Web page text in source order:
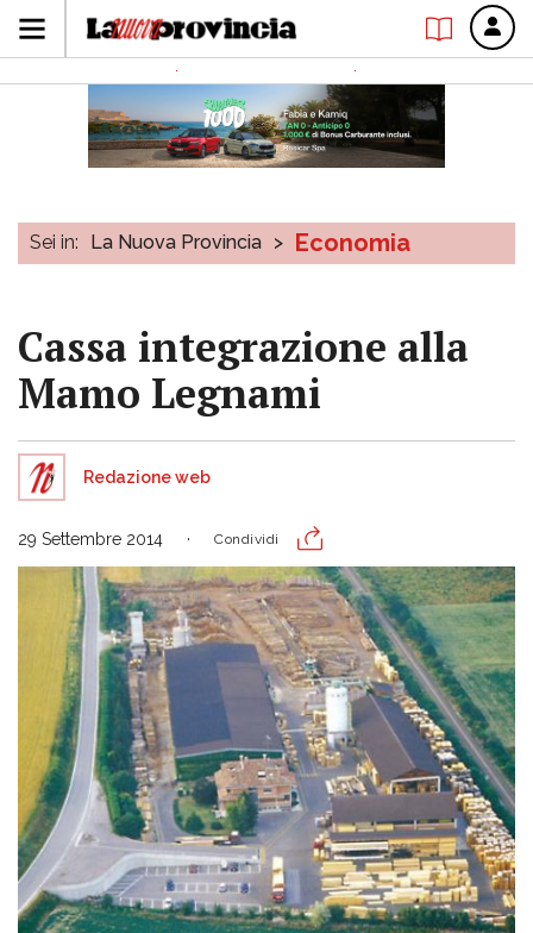
Sei in: La Nuova Provincia > Economia
Cassa integrazione alla
Mamo Legnami
Redazione web
29 Settembre 2014 Condividi